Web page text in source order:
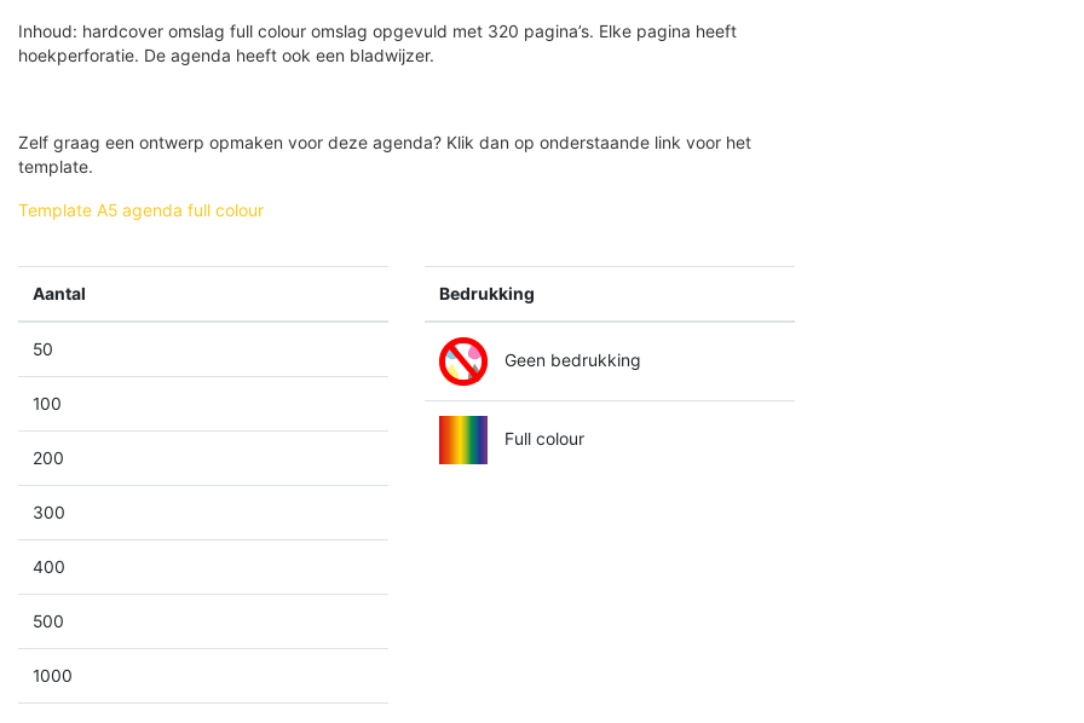
Inhoud: hardcover omslag full colour omslag opgevuld met 320 pagina’s. Elke pagina heeft
hoekperforatie. De agenda heeft ook een bladwijzer.
Zelf graag een ontwerp opmaken voor deze agenda? Klik dan op onderstaande link voor het
template.
Template A5 agenda full colour
Aantal
50
100
200
300
400
500
1000
Bedrukking
Geen bedrukking
Full colour